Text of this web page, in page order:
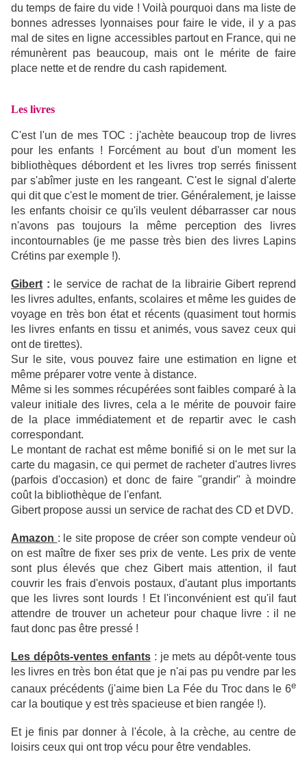
du temps de faire du vide ! Voilà pourquoi dans ma liste de
bonnes adresses lyonnaises pour faire le vide, il y a pas
mal de sites en ligne accessibles partout en France, qui ne
rémunèrent pas beaucoup, mais ont le mérite de faire
place nette et de rendre du cash rapidement.
Les livres
C'est l'un de mes TOC : j'achète beaucoup trop de livres
pour les enfants ! Forcément au bout d'un moment les
bibliothèques débordent et les livres trop serrés finissent
par s'abîmer juste en les rangeant. C'est le signal d'alerte
qui dit que c'est le moment de trier. Généralement, je laisse
les enfants choisir ce qu'ils veulent débarrasser car nous
n'avons pas toujours la même perception des livres
incontournables (je me passe très bien des livres Lapins
Crétins par exemple !).
Gibert : le service de rachat de la librairie Gibert reprend
les livres adultes, enfants, scolaires et même les guides de
voyage en très bon état et récents (quasiment tout hormis
les livres enfants en tissu et animés, vous savez ceux qui
ont de tirettes).
Sur le site, vous pouvez faire une estimation en ligne et
même préparer votre vente à distance.
Même si les sommes récupérées sont faibles comparé à la
valeur initiale des livres, cela a le mérite de pouvoir faire
de la place immédiatement et de repartir avec le cash
correspondant.
Le montant de rachat est même bonifié si on le met sur la
carte du magasin, ce qui permet de racheter d'autres livres
(parfois d'occasion) et donc de faire "grandir" à moindre
coût la bibliothèque de l'enfant.
Gibert propose aussi un service de rachat des CD et DVD.
Amazon : le site propose de créer son compte vendeur où
on est maître de fixer ses prix de vente. Les prix de vente
sont plus élevés que chez Gibert mais attention, il faut
couvrir les frais d'envois postaux, d'autant plus importants
que les livres sont lourds ! Et l'inconvénient est qu'il faut
attendre de trouver un acheteur pour chaque livre : il ne
faut donc pas être pressé !
Les dépôts-ventes enfants: je mets au dépôt-vente tous
les livres en très bon état que je n'ai pas pu vendre par les
canaux précédents (j'aime bien La Fée du Troc dans le 6e
car la boutique y est très spacieuse et bien rangée !).
Et je finis par donner à l'école, à la crèche, au centre de
loisirs ceux qui ont trop vécu pour être vendables.